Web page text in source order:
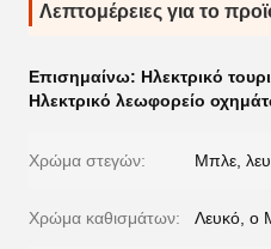
Λεπτομέρειες για το
Επισημαίνω: Ηλεκτρικό
Ηλεκτρικό λεωφορείο
Χρώμα στεγών: Μπλε,
Χρώμα καθισμάτων: Λευκό, ο